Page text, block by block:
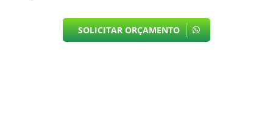
SOLICITAR ORÇAMENTO